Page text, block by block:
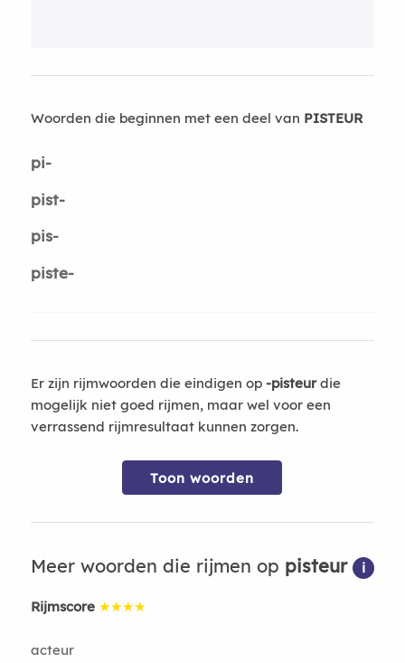
Woorden die beginnen met een deel van PISTEUR
pi-
pist-
pis-
piste-
Er zijn rijmwoorden die eindigen op -pisteurdie
mogelijk niet goed rijmen, maar wel voor een
verrassend rijmresultaat kunnen zorgen.
Toon woorden
Meer woorden die rijmen op pisteur i
Rijmscore ★★★★
acteur